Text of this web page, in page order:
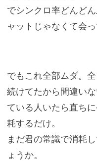
でシンクロ率どんど
ャットじゃなくて会
でもこれ全部ムダ。
続けてたから間違い
ている人いたら直ち
耗するだけ。
まだ君の常識で消耗
ょうか。